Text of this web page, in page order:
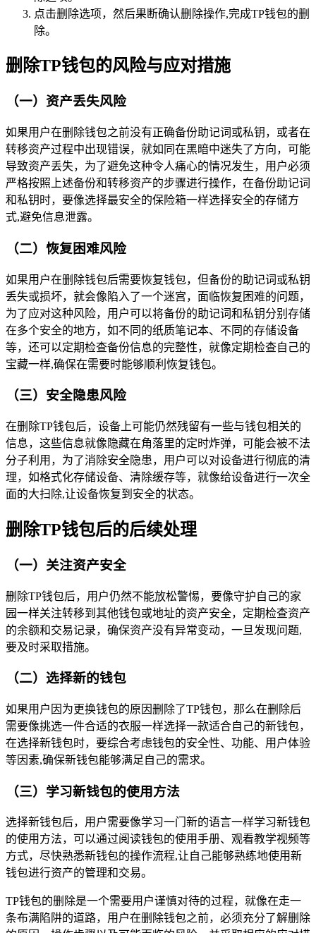
点击删除选项，然后果断确认删除操作,完成TP钱包的删
除。
删除TP钱包的风险与应对措施
（一）资产丢失风险
如果用户在删除钱包之前没有正确备份助记词或私钥，或者在
转移资产过程中出现错误，就如同在黑暗中迷失了方向，可能
导致资产丢失，为了避免这种令人痛心的情况发生，用户必须
严格按照上述备份和转移资产的步骤进行操作，在备份助记词
和私钥时，要像选择最安全的保险箱一样选择安全的存储方
式,避免信息泄露。
（二）恢复困难风险
如果用户在删除钱包后需要恢复钱包，但备份的助记词或私钥
丢失或损坏，就会像陷入了一个迷宫，面临恢复困难的问题，
为了应对这种风险，用户可以将备份的助记词和私钥分别存储
在多个安全的地方，如不同的纸质笔记本、不同的存储设备
等，还可以定期检查备份信息的完整性，就像定期检查自己的
宝藏一样,确保在需要时能够顺利恢复钱包。
（三）安全隐患风险
在删除TP钱包后，设备上可能仍然残留有一些与钱包相关的
信息，这些信息就像隐藏在角落里的定时炸弹，可能会被不法
分子利用，为了消除安全隐患，用户可以对设备进行彻底的清
理，如格式化存储设备、清除缓存等，就像给设备进行一次全
面的大扫除,让设备恢复到安全的状态。
删除TP钱包后的后续处理
（一）关注资产安全
删除TP钱包后，用户仍然不能放松警惕，要像守护自己的家
园一样关注转移到其他钱包或地址的资产安全，定期检查资产
的余额和交易记录，确保资产没有异常变动，一旦发现问题,
要及时采取措施。
（二）选择新的钱包
如果用户因为更换钱包的原因删除了TP钱包，那么在删除后
需要像挑选一件合适的衣服一样选择一款适合自己的新钱包，
在选择新钱包时，要综合考虑钱包的安全性、功能、用户体验
等因素,确保新钱包能够满足自己的需求。
（三）学习新钱包的使用方法
选择新钱包后，用户需要像学习一门新的语言一样学习新钱包
的使用方法，可以通过阅读钱包的使用手册、观看教学视频等
方式，尽快熟悉新钱包的操作流程,让自己能够熟练地使用新
钱包进行资产的管理和交易。
TP钱包的删除是一个需要用户谨慎对待的过程，就像在走一
条布满陷阱的道路，用户在删除钱包之前，必须充分了解删除